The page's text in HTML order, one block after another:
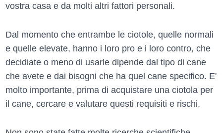
vostra casa e da molti altri fattori personali.
Dal momento che entrambe le ciotole, quelle normali
e quelle elevate, hanno i loro pro e i loro contro, che
decidiate o meno di usarle dipende dal tipo di cane
che avete e dai bisogni che ha quel cane specifico. E'
molto importante, prima di acquistare una ciotola per
il cane, cercare e valutare questi requisiti e rischi.